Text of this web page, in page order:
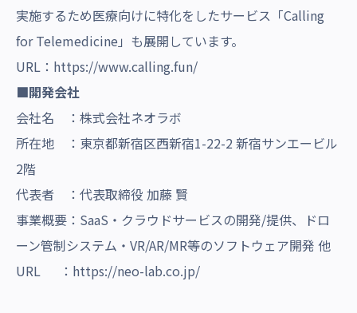
実施するため医療向けに特化をしたサービス「Calling
for Telemedicine」も展開しています。
URL： https://www.calling.fun/
■開発会社
会社名 ：株式会社ネオラボ
所在地 ：東京都新宿区西新宿1-22-2 新宿サンエービル
2階
代表者 ：代表取締役 加藤 賢
事業概要：SaaS・クラウドサービスの開発/提供、ドロ
ーン管制システム・VR/AR/MR等のソフトウェア開発 他
URL ： https://neo-lab.co.jp/